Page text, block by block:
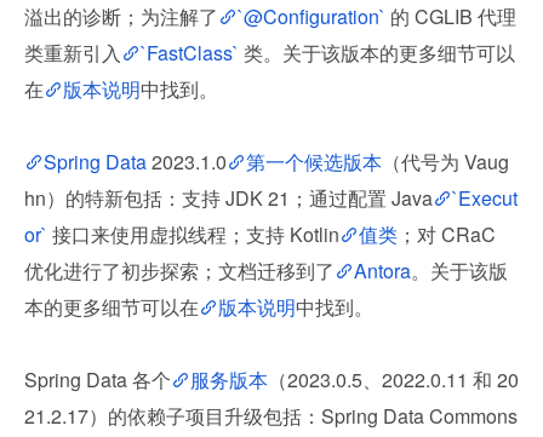
溢出的诊断；为注解了
`@Configuration` 的 CGLIB 代理
类重新引入
`FastClass` 类。关于该版本的更多细节可以
在
版本说明中找到。
Spring Data 2023.1.0 第一个候选版本 （代号为 Vaug
hn）的特新包括：支持 JDK 21；通过配置 Java
`Execut
or` 接口来使用虚拟线程；支持 Kotlin 值类 ；对 CRaC
优化进行了初步探索；文档迁移到了
Antora。关于该版
本的更多细节可以在
版本说明中找到。
Spring Data 各个 服务版本 （2023.0.5、2022.0.11 和 20
21.2.17）的依赖子项目升级包括：Spring Data Commons